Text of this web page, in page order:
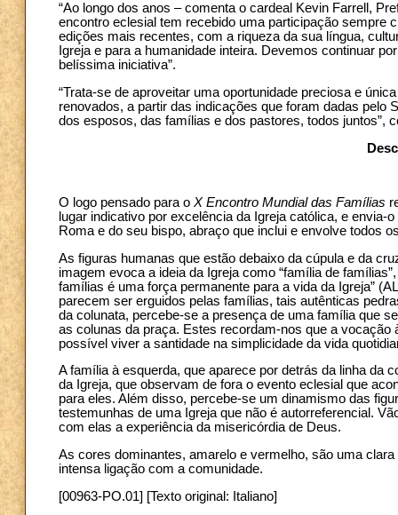
“Ao longo dos anos – comenta o cardeal Kevin Farrell,
encontro eclesial tem recebido uma participação
edições mais recentes, com a riqueza da sua língua,
Igreja e para a humanidade inteira. Devemos continuar
belíssima iniciativa”.
“Trata-se de aproveitar uma oportunidade preciosa e
renovados, a partir das indicações que foram dadas pelo
dos esposos, das famílias e dos pastores, todos juntos”,
O logo pensado para o X Encontro Mundial das Famílias
lugar indicativo por excelência da Igreja católica, e
Roma e do seu bispo, abraço que inclui e envolve todos
As figuras humanas que estão debaixo da cúpula e da
imagem evoca a ideia da Igreja como “família de
famílias é uma força permanente para a vida da Igreja”
parecem ser erguidos pelas famílias, tais autênticas
da colunata, percebe-se a presença de uma família que
as colunas da praça. Estes recordam-nos que a
possível viver a santidade na simplicidade da vida
A família à esquerda, que aparece por detrás da linha da
da Igreja, que observam de fora o evento eclesial que
para eles. Além disso, percebe-se um dinamismo das
testemunhas de uma Igreja que não é autorreferencial.
com elas a experiência da misericórdia de Deus.
As cores dominantes, amarelo e vermelho, são uma
intensa ligação com a comunidade.
[00963-PO.01] [Texto original: Italiano]